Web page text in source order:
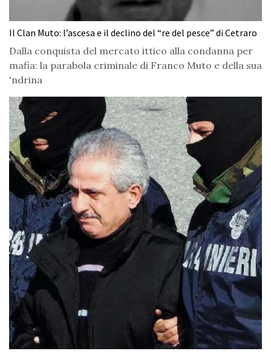
Il Clan Muto: l’ascesa e il declino del “re del pesce” di Cetraro
Dalla conquista del mercato ittico alla condanna per
mafia: la parabola criminale di Franco Muto e della sua
'ndrina